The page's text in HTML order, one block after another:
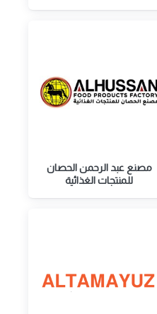
مصنع عبد الرحمن الحصان
للمنتجات الغذائية